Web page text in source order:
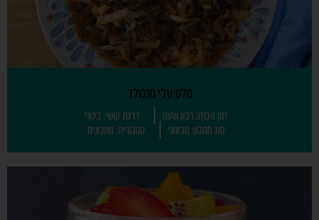
סלט עלי מנגולד
זמן הכנה: רבע שעה
דרגת קושי: בינוני
סוג מתכון: טבעוני
קטגוריה: מתכונים